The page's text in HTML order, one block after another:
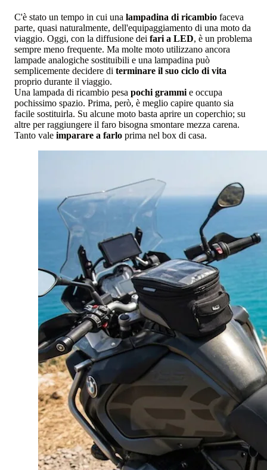
C'è stato un tempo in cui una lampadina di ricambio faceva
parte, quasi naturalmente, dell'equipaggiamento di una moto da
viaggio. Oggi, con la diffusione dei fari a LED, è un problema
sempre meno frequente. Ma molte moto utilizzano ancora
lampade analogiche sostituibili e una lampadina può
semplicemente decidere di terminare il suo ciclo di vita
proprio durante il viaggio.
Una lampada di ricambio pesa pochi grammi e occupa
pochissimo spazio. Prima, però, è meglio capire quanto sia
facile sostituirla. Su alcune moto basta aprire un coperchio; su
altre per raggiungere il faro bisogna smontare mezza carena.
Tanto vale imparare a farlo prima nel box di casa.